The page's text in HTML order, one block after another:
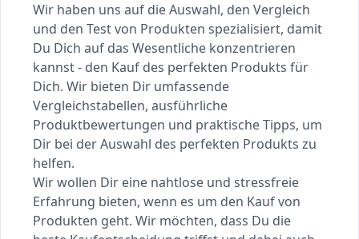
Wir haben uns auf die Auswahl, den Vergleich
und den Test von Produkten spezialisiert, damit
Du Dich auf das Wesentliche konzentrieren
kannst - den Kauf des perfekten Produkts für
Dich. Wir bieten Dir umfassende
Vergleichstabellen, ausführliche
Produktbewertungen und praktische Tipps, um
Dir bei der Auswahl des perfekten Produkts zu
helfen.
Wir wollen Dir eine nahtlose und stressfreie
Erfahrung bieten, wenn es um den Kauf von
Produkten geht. Wir möchten, dass Du die